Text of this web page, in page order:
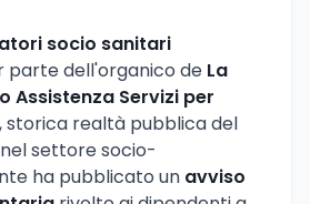
socio sanitari
parte dell'organico de La
Assistenza Servizi per
, storica realtà pubblica del
settore socio-
ha pubblicato un avviso